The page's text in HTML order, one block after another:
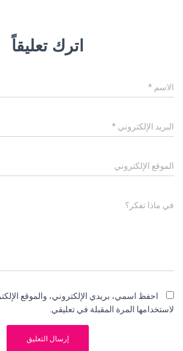
اترك تعليقاً
الاسم *
البريد الإلكتروني *
الموقع الإلكتروني
في ماذا تفكر؟
احفظ اسمي، بريدي الإلكتروني، والموقع
لاستخدامها المرة المقبلة في تعليقي.